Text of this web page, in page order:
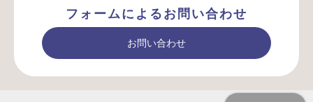
フォームによるお問い合わせ
お問い合わせ